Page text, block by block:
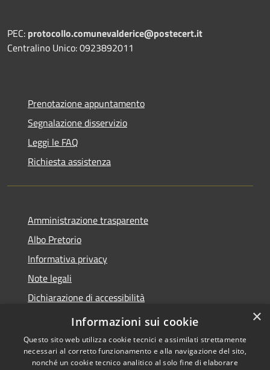
PEC: protocollo.comunevalderice@postecert.it
Centralino Unico: 0923892011
Prenotazione appuntamento
Segnalazione disservizio
Leggi le FAQ
Richiesta assistenza
Amministrazione trasparente
Albo Pretorio
Informativa privacy
Note legali
Dichiarazione di accessibilità
Informativa Privacy Videosorveglianza
×
Informazioni sui cookie
Questo sito web utilizza cookie tecnici e assimilati strettamente
necessari al corretto funzionamento e alla navigazione del sito,
nonché un cookie tecnico analitico al solo fine di elaborare